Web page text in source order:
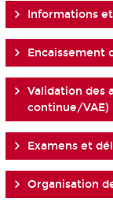
Informations
Encaissement
Validation des
continue/VAE)
Examens et
Organisation